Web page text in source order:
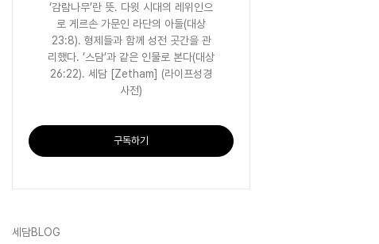
‘감람나무’란 뜻. 다윗 시대의 레위인으
로 게르손 가문인 라단의 아들(대상
23:8). 형제들과 함께 성전 곳간을 관
리했다. ‘스담’과 같은 인물로 본다(대상
26:22). 세담 [Zetham] (라이프성경
사전)
구독하기
세담BLOG